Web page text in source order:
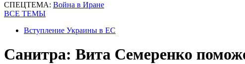
СПЕЦТЕМА: Война в Иране
ВСЕ ТЕМЫ
Вступление Украины в ЕС
Санитра: Вита Семеренко